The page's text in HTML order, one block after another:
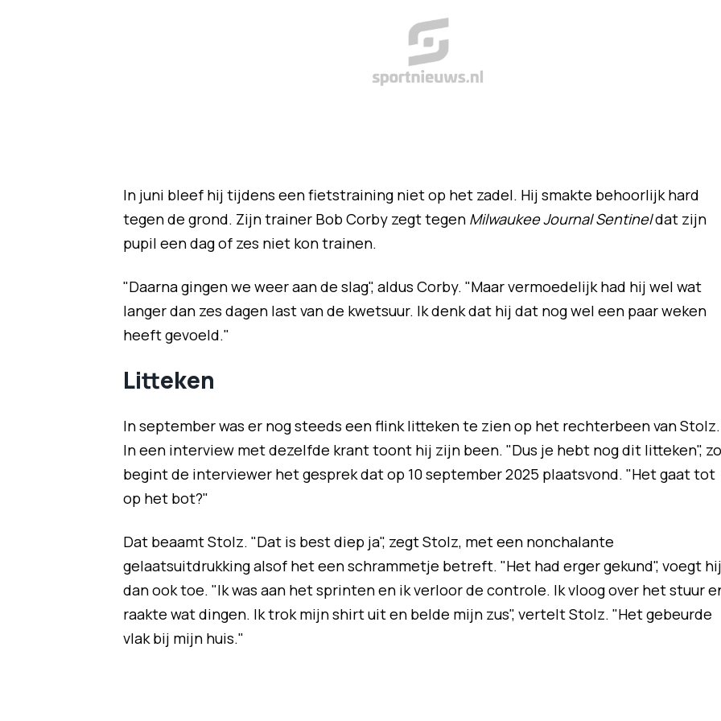
In juni bleef hij tijdens een fietstraining niet op het zadel. Hij smakte behoorlijk hard
tegen de grond. Zijn trainer Bob Corby zegt tegen Milwaukee Journal Sentineldat zijn
pupil een dag of zes niet kon trainen.
"Daarna gingen we weer aan de slag", aldus Corby. "Maar vermoedelijk had hij wel wat
langer dan zes dagen last van de kwetsuur. Ik denk dat hij dat nog wel een paar weken
heeft gevoeld."
Litteken
In september was er nog steeds een flink litteken te zien op het rechterbeen van Stolz.
In een interview met dezelfde krant toont hij zijn been. "Dus je hebt nog dit litteken", zo
begint de interviewer het gesprek dat op 10 september 2025 plaatsvond. "Het gaat tot
op het bot?"
Dat beaamt Stolz. "Dat is best diep ja", zegt Stolz, met een nonchalante
gelaatsuitdrukking alsof het een schrammetje betreft. "Het had erger gekund", voegt hij
dan ook toe. "Ik was aan het sprinten en ik verloor de controle. Ik vloog over het stuur
raakte wat dingen. Ik trok mijn shirt uit en belde mijn zus", vertelt Stolz. "Het gebeurde
vlak bij mijn huis."